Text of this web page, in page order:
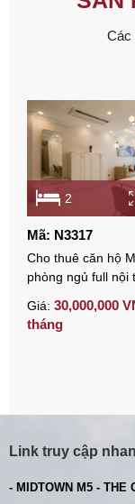
Các
2
Mã: N3317
Cho thuê căn hộ
phòng ngủ full nội
Giá: 30,000,000
tháng
Link truy cập
- MIDTOWN M5 - THE